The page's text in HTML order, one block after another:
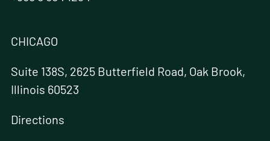
CHICAGO
Suite 138S, 2625 Butterfield Road, Oak Brook,
Illinois 60523
Directions